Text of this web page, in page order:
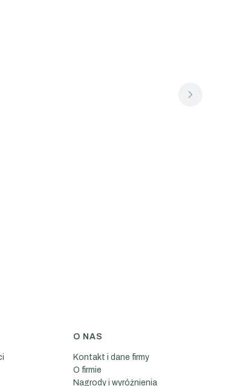
O NAS
Kontakt i dane firmy
O firmie
Nagrody i wyróżnienia